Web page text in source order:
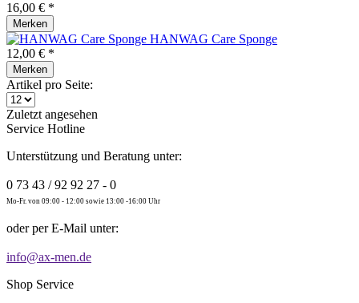
16,00 € *
Merken
HANWAG Care Sponge
12,00 € *
Merken
Artikel pro Seite:
Zuletzt angesehen
Service Hotline
Unterstützung und Beratung unter:
0 73 43 / 92 92 27 - 0
Mo-Fr. von 09:00 - 12:00 sowie 13:00 -16:00 Uhr
oder per E-Mail unter:
info@ax-men.de
Shop Service